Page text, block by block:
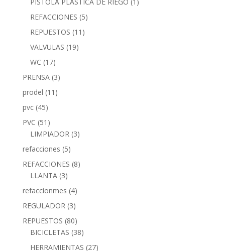
REFACCIONES (5)
REPUESTOS (11)
VALVULAS (19)
WC (17)
PRENSA (3)
prodel (11)
pvc (45)
PVC (51)
LIMPIADOR (3)
refacciones (5)
REFACCIONES (8)
LLANTA (3)
refaccionmes (4)
REGULADOR (3)
REPUESTOS (80)
BICICLETAS (38)
HERRAMIENTAS (27)